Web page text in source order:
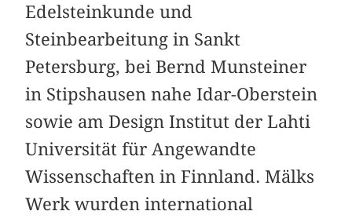
Edelsteinkunde und
Steinbearbeitung in Sankt
Petersburg, bei Bernd Munsteiner
in Stipshausen nahe Idar-Oberstein
sowie am Design Institut der Lahti
Universität für Angewandte
Wissenschaften in Finnland. Mälks
Werk wurden international